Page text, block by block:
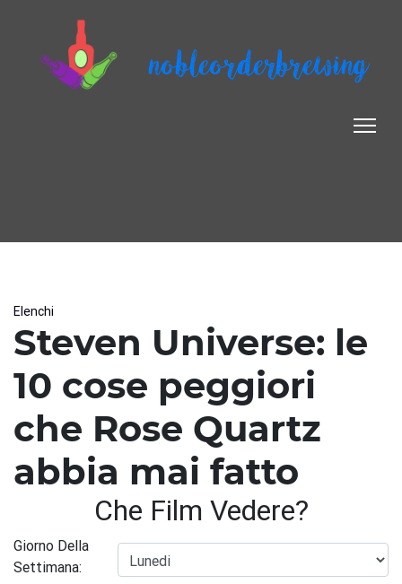
nobleorderbrewing
Elenchi
Steven Universe: le
10 cose peggiori
che Rose Quartz
abbia mai fatto
Che Film Vedere?
Giorno Della
Settimana: